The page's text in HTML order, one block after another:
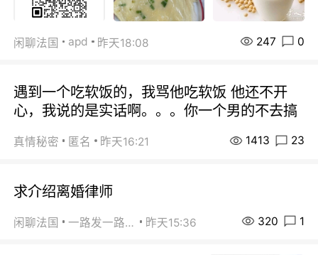
闲聊法国 apd 昨天18:08 247 0
遇到一个吃软饭的，我骂他吃软饭 他还不开
心，我说的是实话啊。。。你一个男的不去搞
真情秘密 匿名 昨天16:21 1413 23
求介绍离婚律师
闲聊法国 一路发一路发 昨天15:36 320 1